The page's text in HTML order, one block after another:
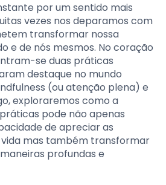
por um sentido mais
vezes nos deparamos com
transformar nossa
e de nós mesmos. No coração
se duas práticas
destaque no mundo
(ou atenção plena) e
exploraremos como a
pode não apenas
de apreciar as
vida mas também transformar
profundas e